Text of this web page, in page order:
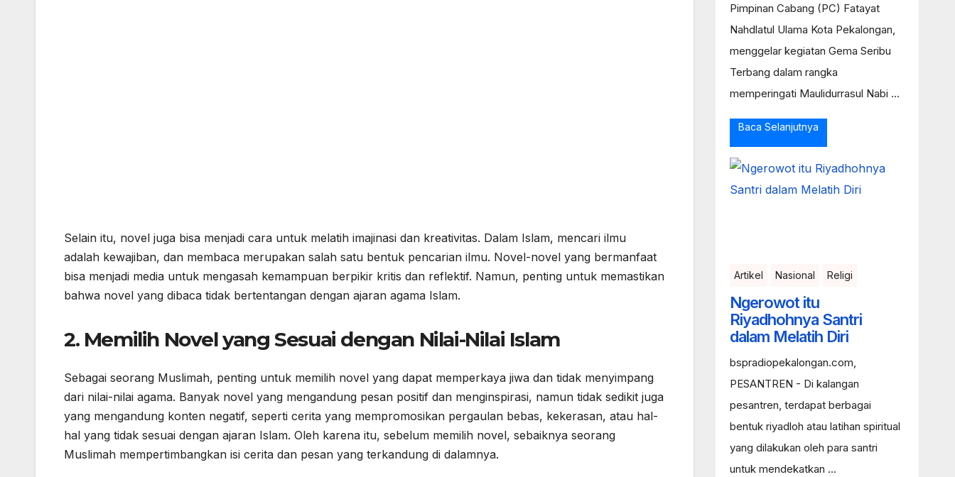
Selain itu, novel juga bisa menjadi cara untuk melatih imajinasi dan kreativitas. Dalam Islam, mencari ilmu
adalah kewajiban, dan membaca merupakan salah satu bentuk pencarian ilmu. Novel-novel yang bermanfaat
bisa menjadi media untuk mengasah kemampuan berpikir kritis dan reflektif. Namun, penting untuk memastikan
bahwa novel yang dibaca tidak bertentangan dengan ajaran agama Islam.
2. Memilih Novel yang Sesuai dengan Nilai-Nilai Islam
Sebagai seorang Muslimah, penting untuk memilih novel yang dapat memperkaya jiwa dan tidak menyimpang
dari nilai-nilai agama. Banyak novel yang mengandung pesan positif dan menginspirasi, namun tidak sedikit juga
yang mengandung konten negatif, seperti cerita yang mempromosikan pergaulan bebas, kekerasan, atau hal-
hal yang tidak sesuai dengan ajaran Islam. Oleh karena itu, sebelum memilih novel, sebaiknya seorang
Muslimah mempertimbangkan isi cerita dan pesan yang terkandung di dalamnya.
Pimpinan Cabang (PC) Fatayat
Nahdlatul Ulama Kota Pekalongan,
menggelar kegiatan Gema Seribu
Terbang dalam rangka
memperingati Maulidurrasul Nabi ...
Baca Selanjutnya
Artikel Nasional Religi
Ngerowot itu
Riyadhohnya Santri
dalam Melatih Diri
bspradiopekalongan.com,
PESANTREN - Di kalangan
pesantren, terdapat berbagai
bentuk riyadloh atau latihan spiritual
yang dilakukan oleh para santri
untuk mendekatkan ...